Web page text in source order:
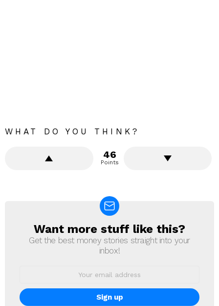
WHAT DO YOU THINK?
46
Points
NEWSLETTER
Want more stuff like this?
Get the best money stories straight into your
inbox!